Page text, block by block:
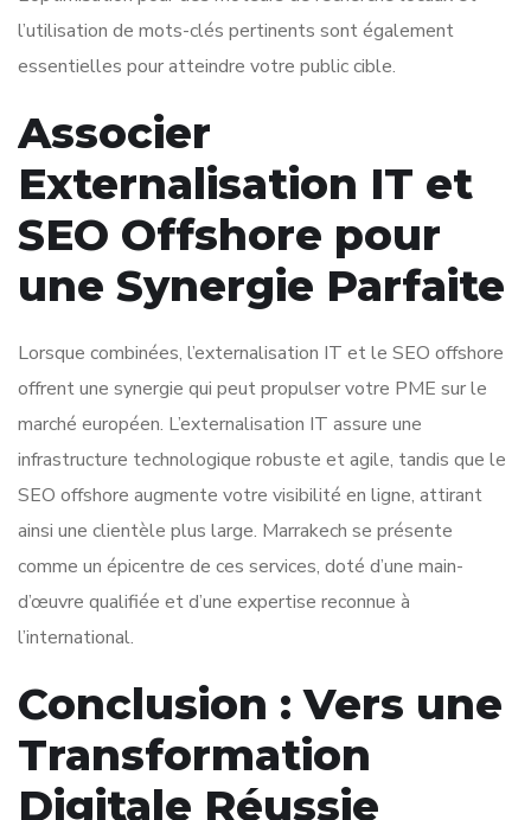
l’utilisation de mots-clés pertinents sont également
essentielles pour atteindre votre public cible.
Associer
Externalisation IT et
SEO Offshore pour
une Synergie Parfaite
Lorsque combinées, l’externalisation IT et le SEO offshore
offrent une synergie qui peut propulser votre PME sur le
marché européen. L’externalisation IT assure une
infrastructure technologique robuste et agile, tandis que le
SEO offshore augmente votre visibilité en ligne, attirant
ainsi une clientèle plus large. Marrakech se présente
comme un épicentre de ces services, doté d’une main-
d’œuvre qualifiée et d’une expertise reconnue à
l’international.
Conclusion : Vers une
Transformation
Digitale Réussie